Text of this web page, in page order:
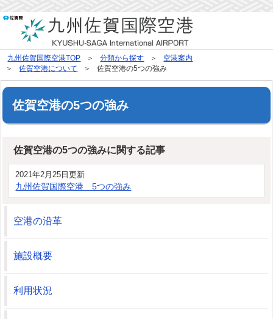
九州佐賀国際空港TOP 分類から探す
空港案内
佐賀空港について
佐賀空港の5つの強み
佐賀空港の5つの強み
佐賀空港の5つの強みに関する記事
2021年2月25日更新
九州佐賀国際空港 5つの強み
空港の沿革
施設概要
利用状況